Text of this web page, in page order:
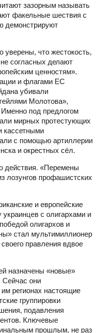
зазорным называть
факельные шествия с
демонстрируют
что жестокость,
согласных делают
ценностям».
и флагами ЕС
убивали
Молотова»,
под предлогом
мирных протестующих
кассетными
с помощью артиллерии
и окрестных сёл.
действия. «Перемены
лозунгов профашистских
и европейские
с олигархами и
олигархов и
стал мультимиллионер
правления вдвое
назначены «новые»
Сейчас они
регионах настоящие
группировки
подавления
Ключевые
прошлым, не раз